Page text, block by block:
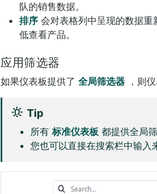
队的销售数据。
排序 会对表格列中呈现的数据
低查看产品。
应用筛选器
如果仪表板提供了 全局筛选器 ，则
Tip
所有 标准仪表板 都提供全局
您也可以直接在搜索栏中输入